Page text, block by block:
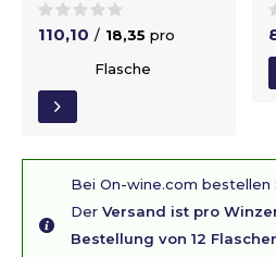
110,10 / 18,35 pro
Flasche
Bei On-wine.com
Der Versand ist pro
Bestellung von 12